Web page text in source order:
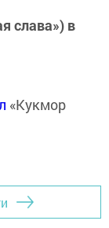
слава») в
«Кукмор